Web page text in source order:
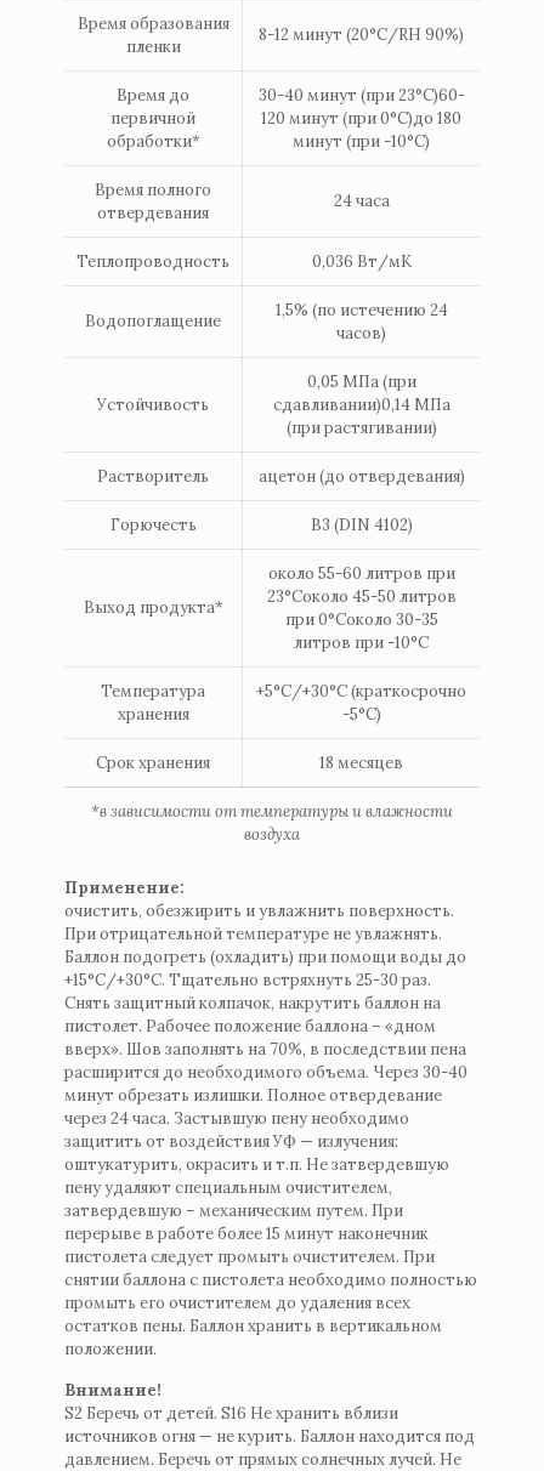
Время образования
пленки
8-12 минут (20°C/RH 90%)
Время до
первичной
обработки*
30-40 минут (при 23°C)60-
120 минут (при 0°C)до 180
минут (при -10°C)
Время полного
отвердевания
24 часа
Теплопроводность 0,036 Вт/мК
Водопоглащение
1,5% (по истечению 24
часов)
Устойчивость
0,05 MПa (при
сдавливании)0,14 MПa
(при растягивании)
Растворитель ацетон (до отвердевания)
Горючесть B3 (DIN 4102)
Выход продукта*
около 55-60 литров при
23°Cоколо 45-50 литров
при 0°Cоколо 30-35
литров при -10°C
Температура
хранения
+5°С/+30°С (краткосрочно
-5°С)
Срок хранения 18 месяцев
*в зависимости от температуры и влажности
воздуха
Применение:
очистить, обезжирить и увлажнить поверхность.
При отрицательной температуре не увлажнять.
Баллон подогреть (охладить) при помощи воды до
+15°С/+30°С. Тщательно встряхнуть 25-30 раз.
Снять защитный колпачок, накрутить баллон на
пистолет. Рабочее положение баллона – «дном
вверх». Шов заполнять на 70%, в последствии пена
расширится до необходимого объема. Через 30-40
минут обрезать излишки. Полное отвердевание
через 24 часа. Застывшую пену необходимо
защитить от воздействия УФ — излучения:
оштукатурить, окрасить и т.п. Не затвердевшую
пену удаляют специальным очистителем,
затвердевшую – механическим путем. При
перерыве в работе более 15 минут наконечник
пистолета следует промыть очистителем. При
снятии баллона с пистолета необходимо полностью
промыть его очистителем до удаления всех
остатков пены. Баллон хранить в вертикальном
положении.
Внимание!
S2 Беречь от детей. S16 Не хранить вблизи
источников огня — не курить. Баллон находится под
давлением. Беречь от прямых солнечных лучей. Не